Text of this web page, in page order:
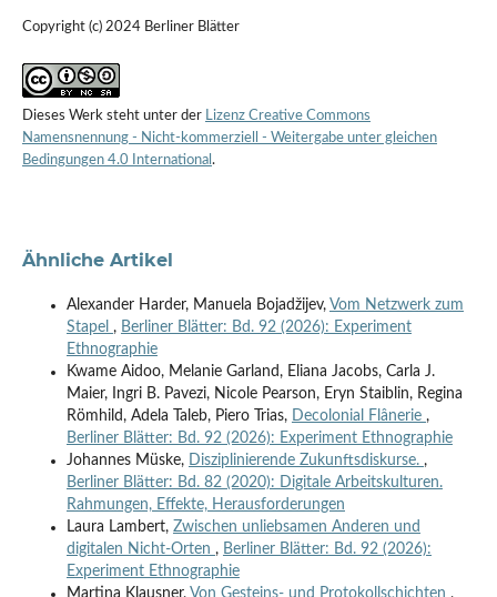
Copyright (c) 2024 Berliner Blätter
Dieses Werk steht unter der Lizenz Creative Commons
Namensnennung - Nicht-kommerziell - Weitergabe unter gleichen
Bedingungen 4.0 International .
Ähnliche Artikel
Alexander Harder, Manuela Bojadžijev, Vom Netzwerk zum
Stapel , Berliner Blätter: Bd. 92 (2026): Experiment
Ethnographie
Kwame Aidoo, Melanie Garland, Eliana Jacobs, Carla J.
Maier, Ingri B. Pavezi, Nicole Pearson, Eryn Staiblin, Regina
Römhild, Adela Taleb, Piero Trias,
Decolonial Flânerie ,
Berliner Blätter: Bd. 92 (2026): Experiment Ethnographie
Johannes Müske,
Disziplinierende Zukunftsdiskurse. ,
Berliner Blätter: Bd. 82 (2020): Digitale Arbeitskulturen.
Rahmungen, Effekte, Herausforderungen
Laura Lambert, Zwischen unliebsamen Anderen und
digitalen Nicht-Orten , Berliner Blätter: Bd. 92 (2026):
Experiment Ethnographie
Martina Klausner, Von Gesteins- und Protokollschichten ,